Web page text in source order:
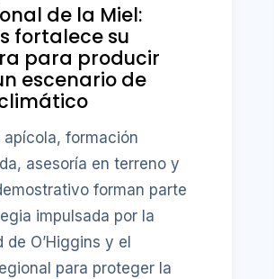
de la Miel:
fortalece su
para producir
escenario de
apícola, formación
asesoría en terreno y
forman parte
impulsada por la
de O’Higgins y el
para proteger la